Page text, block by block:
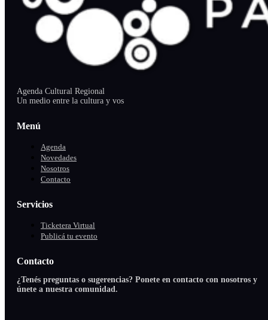
Agenda Cultural Regional
Un medio entre la cultura y vos
Menú
Agenda
Novedades
Nosotros
Contacto
Servicios
Ticketera Virtual
Publicá tu evento
Contacto
¿Tenés preguntas o sugerencias? Ponete en contacto con nosotros y
únete a nuestra comunidad.